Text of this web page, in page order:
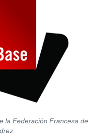
la Federación Francesa de